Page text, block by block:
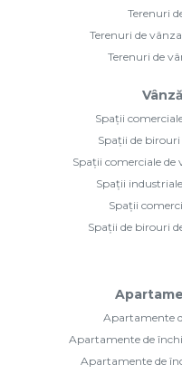
Terenuri
Terenuri de
Terenuri de
Spații
Spații de
Spații comerciale de
Spații
Spații
Spații de birouri
Apartamente
Apartamente de
Apartamente de